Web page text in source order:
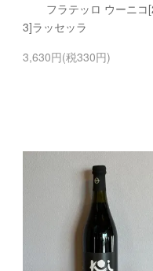
フラテッロ ウーニコ
3]ラッセッラ
3,630円(税330円)